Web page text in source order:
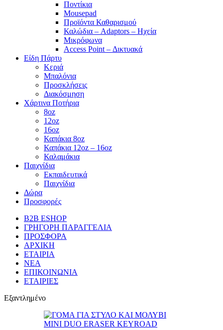
Ποντίκια
Mousepad
Προϊόντα Καθαρισμού
Καλώδια – Adaptors – Ηχεία
Μικρόφωνα
Access Point – Δικτυακά
Είδη Πάρτυ
Κεριά
Μπαλόνια
Προσκλήσεις
Διακόσμηση
Χάρτινα Ποτήρια
8oz
12oz
16oz
Καπάκια 8oz
Καπάκια 12oz – 16oz
Καλαμάκια
Παιχνίδια
Εκπαιδευτικά
Παιχνίδια
Δώρα
Προσφορές
B2B ESHOP
ΓΡΗΓΟΡΗ ΠΑΡΑΓΓΕΛΙΑ
ΠΡΟΣΦΟΡΑ
ΑΡΧΙΚΗ
ΕΤΑΙΡΙΑ
ΝΕΑ
ΕΠΙΚΟΙΝΩΝΙΑ
ΕΤΑΙΡΙΕΣ
Εξαντλημένο